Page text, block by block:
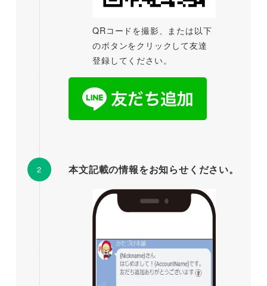
QRコードを撮影、または以下
のボタンをクリックして友達
登録してください。
本文記載の情報をお知らせください。